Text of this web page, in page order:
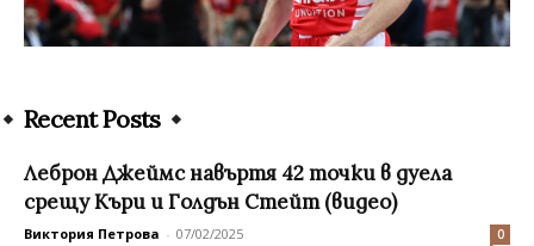
Recent Posts
Леброн Джеймс навъртя 42 точки в дуела
срещу Къри и Голдън Стейт (видео)
Виктория Петрова - 07/02/2025 0